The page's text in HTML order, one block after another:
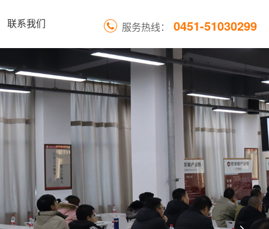
服务热线： 0451-51030299
联系我们